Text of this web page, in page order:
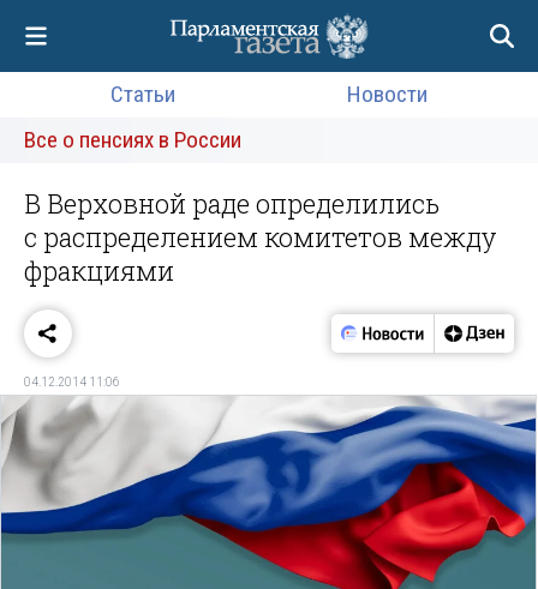
Статьи
Новости
Все о пенсиях в России
В Верховной раде определились
с распределением комитетов между
фракциями
04.12.2014 11:06